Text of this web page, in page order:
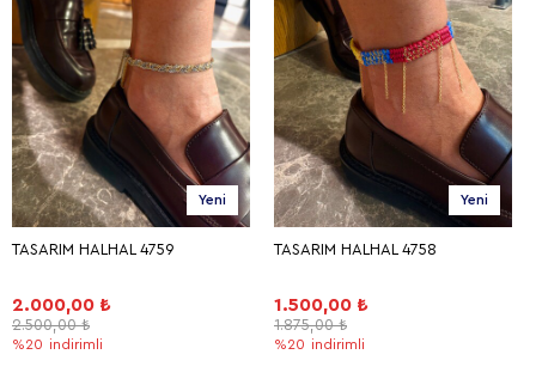
Yeni
TASARIM HALHAL 4759
2.000,00 ₺
2.500,00 ₺
%20 indirimli
Yeni
TASARIM HALHAL 4758
1.500,00 ₺
1.875,00 ₺
%20 indirimli